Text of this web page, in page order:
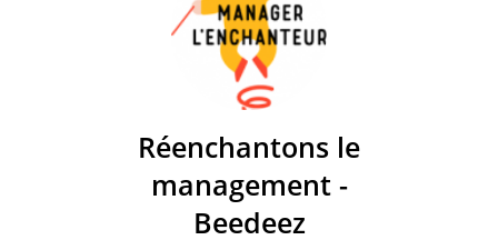
Réenchantons le
management -
Beedeez